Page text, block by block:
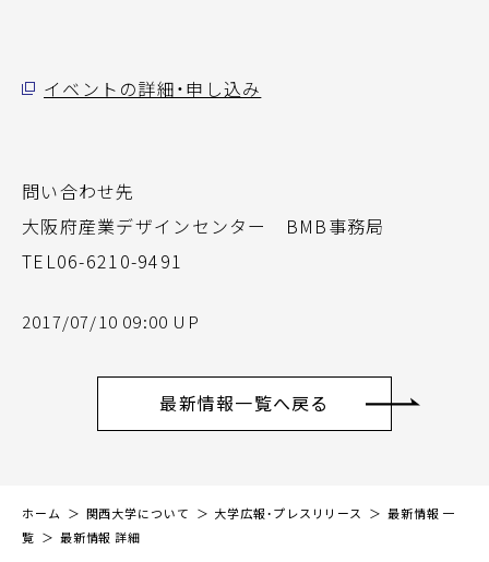
イベントの詳細・申し込み
問い合わせ先
大阪府産業デザインセンター BMB事務局
TEL06-6210-9491
2017/07/10 09:00 UP
最新情報一覧へ戻る
ホーム 関西大学について 大学広報・プレスリリース
最新情報 一
覧
最新情報 詳細